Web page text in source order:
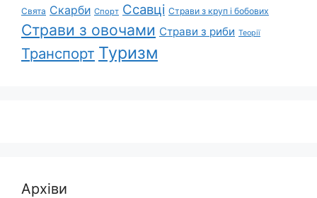
Свята Скарби Спорт Ссавці Страви з круп і бобових
Страви з овочами Страви з риби Теорії
Транспорт Туризм
Архіви